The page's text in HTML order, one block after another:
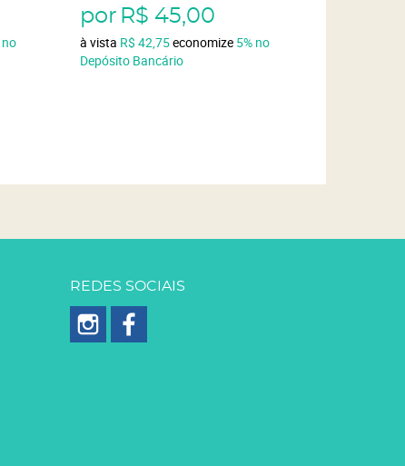
no
por R$ 45,00
à vista R$ 42,75economize 5% no
Depósito Bancário
REDES SOCIAIS